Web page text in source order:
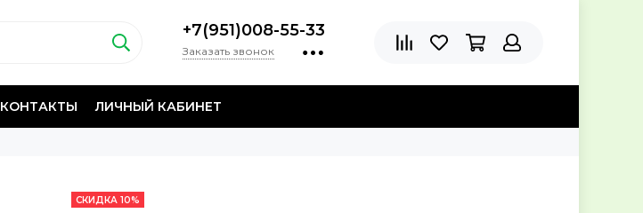
+7(951)008-55-33
Заказать звонок
КОНТАКТЫ ЛИЧНЫЙ КАБИНЕТ
СКИДКА 10%